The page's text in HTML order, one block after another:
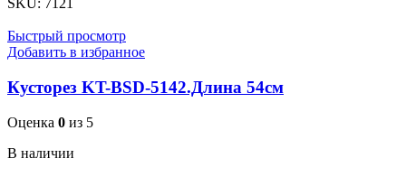
SKU: 7121
Быстрый просмотр
Добавить в избранное
Кусторез KT-BSD-5142.Длина 54см
Оценка 0 из 5
В наличии